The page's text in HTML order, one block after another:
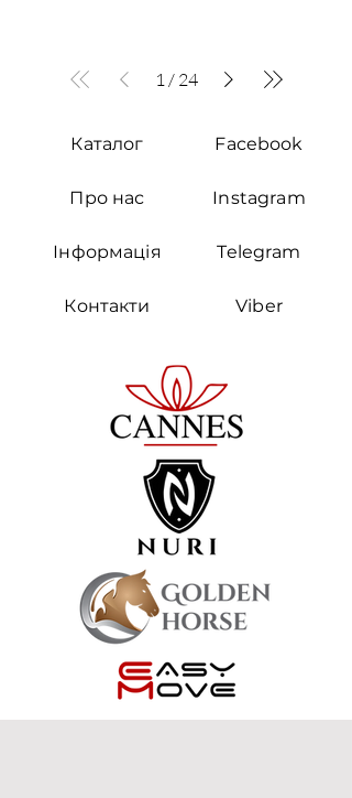
1/ 24
Каталог
Про нас
Інформація
Контакти
Facebook
Instagram
Telegram
Viber